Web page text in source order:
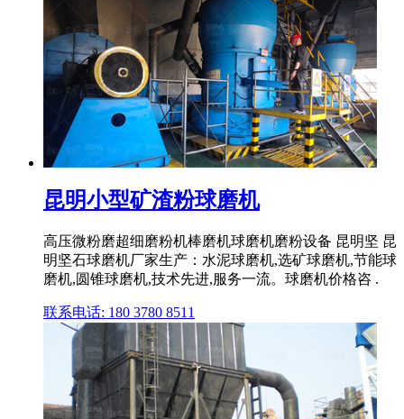
昆明小型矿渣粉球磨机
高压微粉磨超细磨粉机棒磨机球磨机磨粉设备 昆明坚 昆
明坚石球磨机厂家生产：水泥球磨机,选矿球磨机,节能球
磨机,圆锥球磨机,技术先进,服务一流。球磨机价格咨 .
联系电话: 180 3780 8511